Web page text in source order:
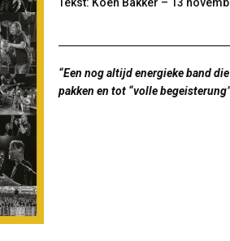
“Een nog altijd energieke band
pakken en tot “volle